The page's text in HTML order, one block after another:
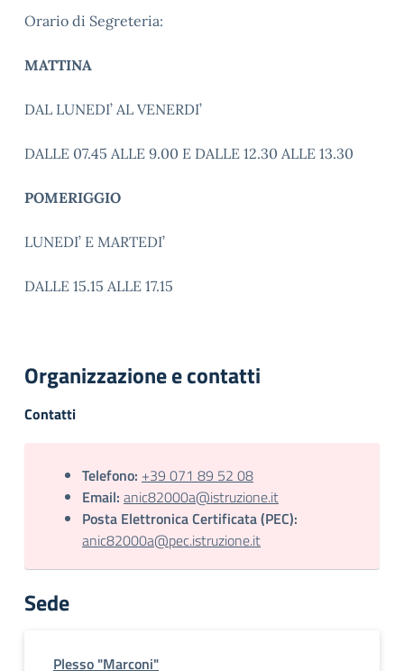
Orario di Segreteria:
MATTINA
DAL LUNEDI’ AL VENERDI’
DALLE 07.45 ALLE 9.00 E DALLE 12.30 ALLE 13.30
POMERIGGIO
LUNEDI’ E MARTEDI’
DALLE 15.15 ALLE 17.15
Organizzazione e contatti
Contatti
Telefono: +39 071 89 52 08
Email: anic82000a@istruzione.it
Posta Elettronica Certificata (PEC):
anic82000a@pec.istruzione.it
Sede
Plesso "Marconi"